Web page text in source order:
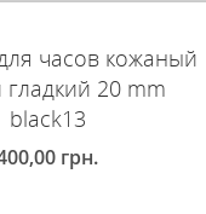
часов кожаный
гладкий 20 mm
black13
грн.